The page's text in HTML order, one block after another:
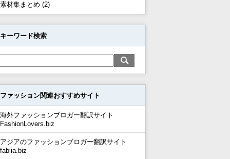
素材集まとめ (2)
キーワード検索
ファッション関連おすすめサイト
海外ファッションブロガー翻訳サイト
FashionLovers.biz
アジアのファッションブロガー翻訳サイト
fablia.biz